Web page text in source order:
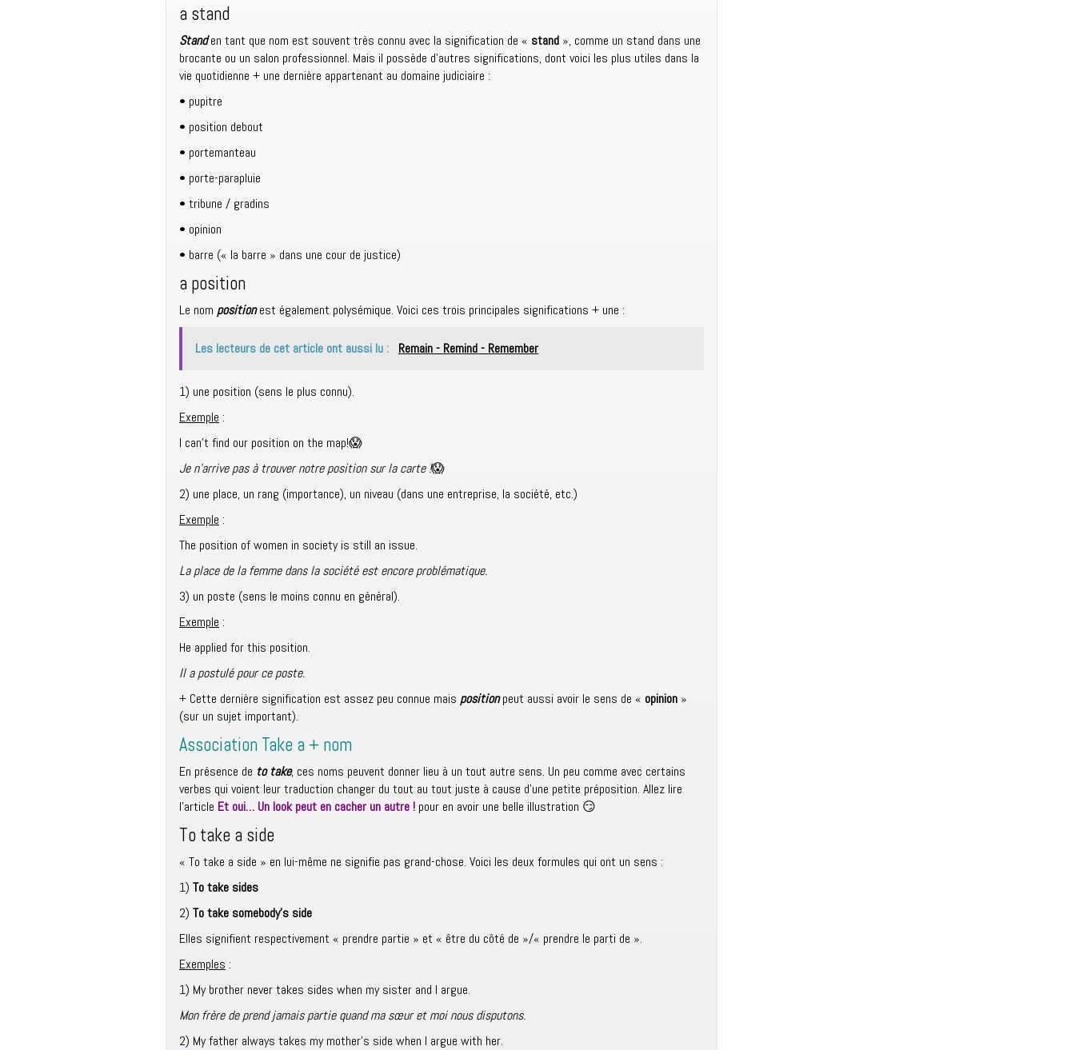
a stand
Stand en tant que nom est souvent très connu avec la signification de « stand », comme un stand dans une
brocante ou un salon professionnel. Mais il possède d’autres significations, dont voici les plus utiles dans la
vie quotidienne + une dernière appartenant au domaine judiciaire :
• pupitre
• position debout
• portemanteau
• porte-parapluie
• tribune / gradins
• opinion
• barre (« la barre » dans une cour de justice)
a position
Le nom position est également polysémique. Voici ces trois principales significations + une :
Les lecteurs de cet article ont aussi lu : Remain - Remind - Remember
1) une position (sens le plus connu).
Exemple :
I can’t find our position on the map!😱
Je n’arrive pas à trouver notre position sur la carte !😱
2) une place, un rang (importance), un niveau (dans une entreprise, la société, etc.)
Exemple :
The position of women in society is still an issue.
La place de la femme dans la société est encore problématique.
3) un poste (sens le moins connu en général).
Exemple :
He applied for this position.
Il a postulé pour ce poste.
+ Cette dernière signification est assez peu connue mais position peut aussi avoir le sens de « opinion »
(sur un sujet important).
Association Take a + nom
En présence de to take, ces noms peuvent donner lieu à un tout autre sens. Un peu comme avec certains
verbes qui voient leur traduction changer du tout au tout juste à cause d’une petite préposition. Allez lire
l’article Et oui… Un look peut en cacher un autre ! pour en avoir une belle illustration 😏
To take a side
« To take a side » en lui-même ne signifie pas grand-chose. Voici les deux formules qui ont un sens :
1) To take sides
2) To take somebody’s side
Elles signifient respectivement « prendre partie » et « être du côté de »/« prendre le parti de ».
Exemples :
1) My brother never takes sides when my sister and I argue.
Mon frère de prend jamais partie quand ma sœur et moi nous disputons.
2) My father always takes my mother’s side when I argue with her.